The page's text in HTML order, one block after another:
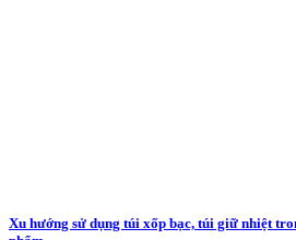
Xu hướng sử dụng túi xốp bạc, túi giữ nhiệt